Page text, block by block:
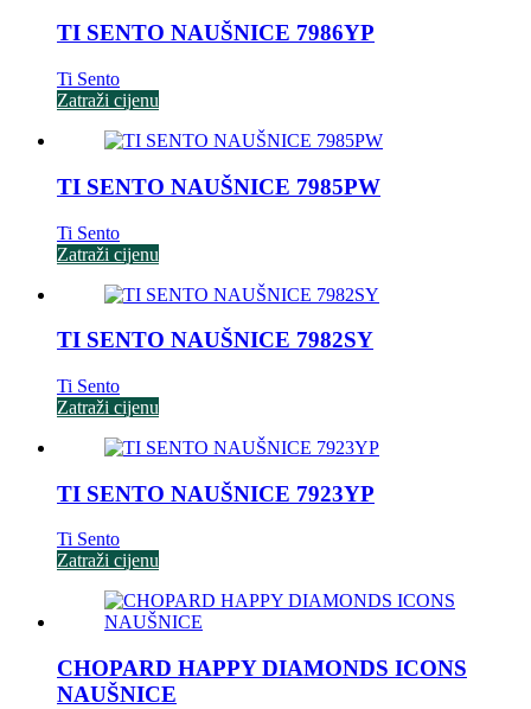
TI SENTO NAUŠNICE 7986YP
Ti Sento
Zatraži cijenu
TI SENTO NAUŠNICE 7985PW
Ti Sento
Zatraži cijenu
TI SENTO NAUŠNICE 7982SY
Ti Sento
Zatraži cijenu
TI SENTO NAUŠNICE 7923YP
Ti Sento
Zatraži cijenu
CHOPARD HAPPY DIAMONDS ICONS
NAUŠNICE